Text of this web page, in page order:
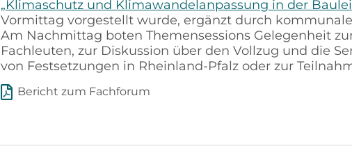
„Klimaschutz und Klimawandelanpassung in der
Vormittag vorgestellt wurde, ergänzt durch
Am Nachmittag boten Themensessions Gelegenheit
Fachleuten, zur Diskussion über den Vollzug und die
von Festsetzungen in Rheinland-Pfalz oder zur
Bericht zum Fachforum